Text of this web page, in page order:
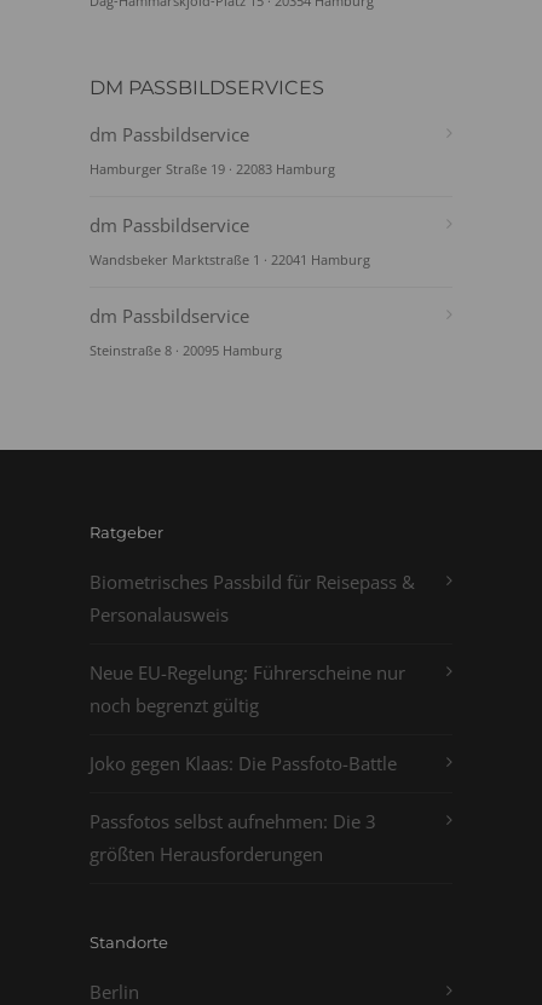
DM PASSBILDSERVICES
dm Passbildservice
Hamburger Straße 19 · 22083 Hamburg
dm Passbildservice
Wandsbeker Marktstraße 1 · 22041 Hamburg
dm Passbildservice
Steinstraße 8 · 20095 Hamburg
Ratgeber
Biometrisches Passbild für Reisepass &
Personalausweis
Neue EU-Regelung: Führerscheine nur
noch begrenzt gültig
Joko gegen Klaas: Die Passfoto-Battle
Passfotos selbst aufnehmen: Die 3
größten Herausforderungen
Standorte
Berlin